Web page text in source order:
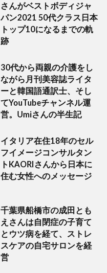
さんがベストボディジャ
パン2021 50代クラス日本
トップ10になるまでの軌
跡
30代から両親の介護をし
ながら月刊美容誌ライタ
ーと韓国語通訳士、そし
てYouTubeチャンネル運
営。Umiさんの半生記
イタリア在住18年のセル
フイメージコンサルタン
トKAORIさんから日本に
住む女性へのメッセージ
千葉県船橋市の成田とも
えさんは自閉症の子育て
とウツ病を経て、ストレ
スケアの自宅サロンを経
営